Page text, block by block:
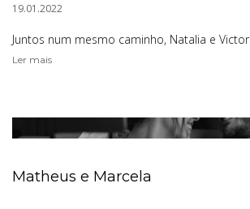
19.01.2022
Juntos num mesmo caminho, Natalia e Victor
Ler mais
Matheus e Marcela